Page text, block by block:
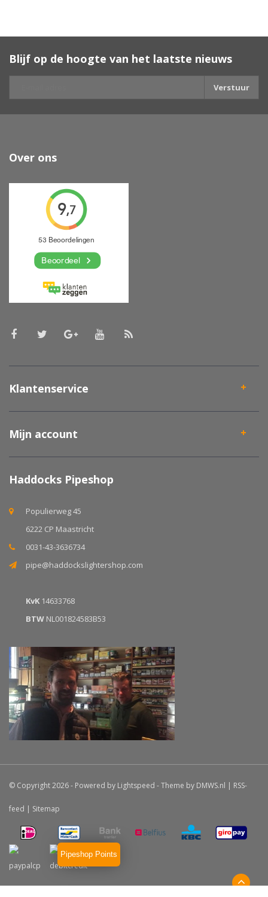
Blijf op de hoogte van het laatste nieuws
Verstuur
Over ons
Klantenservice
Mijn account
Haddocks Pipeshop
Populierweg 45
6222 CP Maastricht
0031-43-3636734
pipe@haddockslightershop.com
KvK 14633768
BTW NL001824583B53
© Copyright 2026 - Powered by Lightspeed - Theme by DMWS.nl | RSS-
feed | Sitemap
Haddocks9.5/10-19beoordelingen opKlanten Zeggen
Pipeshop Points